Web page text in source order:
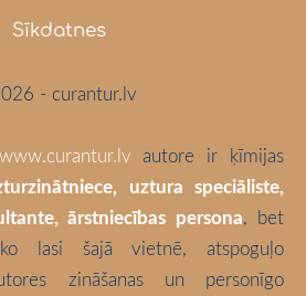
Sīkdatnes
- curantur.lv
www.curantur.lv autore ir ķīmijas
uztura speciāliste,
ārstniecības persona, bet
lasi šajā vietnē, atspoguļo
zināšanas un personīgo